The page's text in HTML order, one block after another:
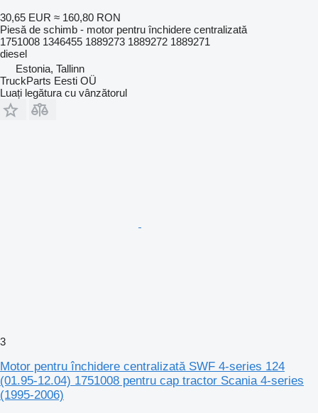
30,65 EUR ≈ 160,80 RON
Piesă de schimb - motor pentru închidere centralizată
1751008 1346455 1889273 1889272 1889271
diesel
Estonia, Tallinn
TruckParts Eesti OÜ
Luați legătura cu vânzătorul
3
Motor pentru închidere centralizată SWF 4-series 124
(01.95-12.04) 1751008 pentru cap tractor Scania 4-series
(1995-2006)